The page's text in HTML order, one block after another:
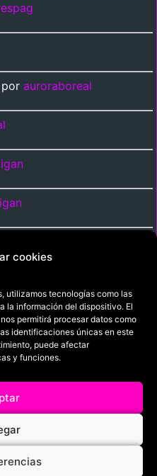
cookies
utilizamos tecnologías como las
la información del dispositivo. El
permitirá procesar datos como
identificaciones únicas en este
puede afectar
y funciones.
por auroraboreal
cookies
(2026)